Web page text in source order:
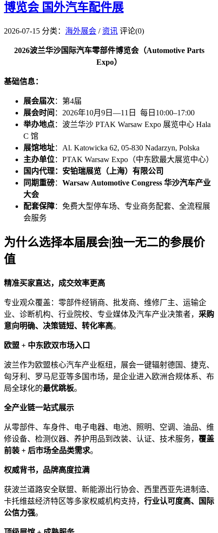
博览会 国外汽车配件展
2026-07-15 分类： 海外展会 / 资讯 评论(0)
2026波兰华沙国际汽车零部件博览会（Automotive Parts
Expo）
基础信息：
展会届次：第4届
展会时间 ：2026年10月9日—11日 每日10:00–17:00
举办地点：波兰华沙 PTAK Warsaw Expo 展览中心 Hala
C 馆
展馆地址：Al. Katowicka 62, 05-830 Nadarzyn, Polska
主办单位：PTAK Warsaw Expo（中东欧最大展览中心）
国内代理：安铂瑞展览（上海）有限公司
同期重磅： Warsaw Automotive Congress 华沙汽车产业
大会
配套保障：免费大型停车场、专业商务配套、全流程展
会服务
为什么选择本届展会|独一无二的参展价
值
精准买家直达，成交效率更高
专业观众覆盖：零部件经销商、批发商、维修厂主、运输企
业、诊断机构、行业院校、专业媒体及汽车产业决策者， 采购
意向明确、决策链短、转化率高。
欧盟 + 中东欧双市场入口
波兰作为欧盟核心汽车产业枢纽，展会一键辐射德国、捷克、
匈牙利、罗马尼亚等多国市场，是企业进入欧洲合规体系、布
局全球化的最优跳板。
全产业链一站式展示
从零部件、车身件、电子电器、电池、照明、空调、油品、维
修设备、检测仪器、养护用品到改装、认证、技术服务， 覆盖
前装 + 后市场全品类需求。
权威背书，品牌高度拉满
获波兰道路安全联盟、新能源出行协会、西里西亚先进制造、
卡托维兹经济特区等多家权威机构支持， 行业认可度高、国际
公信力强。